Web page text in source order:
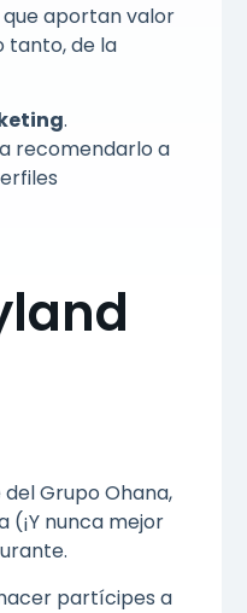
aportan valor
tanto, de la
.
recomendarlo a
Grupo Ohana,
(¡Y nunca mejor
partícipes a